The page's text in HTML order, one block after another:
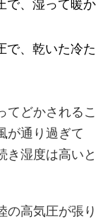
、湿って暖か
、乾いた冷た
てどかされるこ
が通り過ぎて
き湿度は高いと
の高気圧が張り